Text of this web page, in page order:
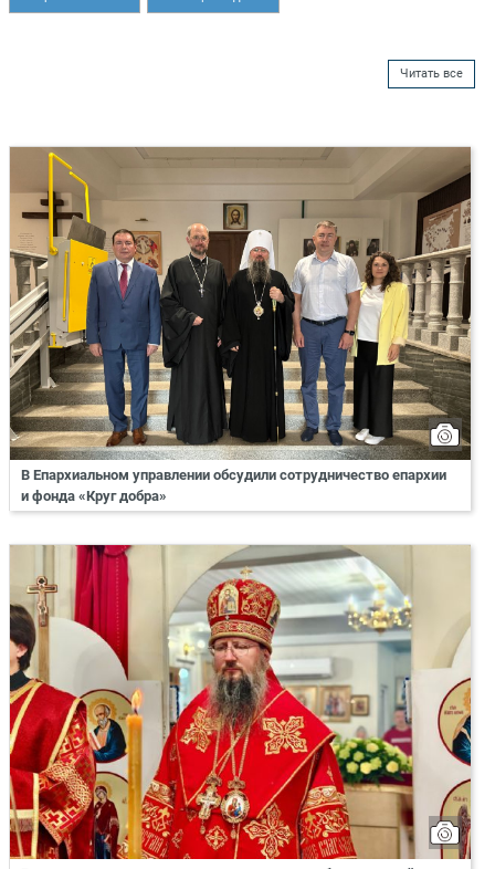
Читать все
В Епархиальном управлении обсудили сотрудничество епархии
и фонда «Круг добра»